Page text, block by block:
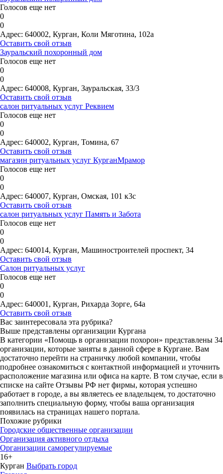
Голосов еще нет
0
0
Адрес: 640002, Курган, Коли Мяготина, 102а
Оставить свой отзыв
Зауральский похоронный дом
Голосов еще нет
0
0
Адрес: 640008, Курган, Зауральская, 33/3
Оставить свой отзыв
салон ритуальных услуг Реквием
Голосов еще нет
0
0
Адрес: 640002, Курган, Томина, 67
Оставить свой отзыв
магазин ритуальных услуг КурганМрамор
Голосов еще нет
0
0
Адрес: 640007, Курган, Омская, 101 к3с
Оставить свой отзыв
салон ритуальных услуг Память и Забота
Голосов еще нет
0
0
Адрес: 640014, Курган, Машиностроителей проспект, 34
Оставить свой отзыв
Салон ритуальных услуг
Голосов еще нет
0
0
Адрес: 640001, Курган, Рихарда Зорге, 64а
Оставить свой отзыв
Вас заинтересовала эта рубрика?
Выше представлены организации Кургана
В категории «Помощь в организации похорон» представлены 34
организации, которые заняты в данной сфере в Кургане. Вам
достаточно перейти на страничку любой компании, чтобы
подробнее ознакомиться с контактной информацией и уточнить
расположение магазина или офиса на карте. В том случае, если в
списке на сайте Отзывы РФ нет фирмы, которая успешно
работает в городе, а вы являетесь ее владельцем, то достаточно
заполнить специальную форму, чтобы ваша организация
появилась на страницах нашего портала.
Похожие рубрики
Городские общественные организации
Организация активного отдыха
Организации саморегулируемые
16+
Курган Выбрать город